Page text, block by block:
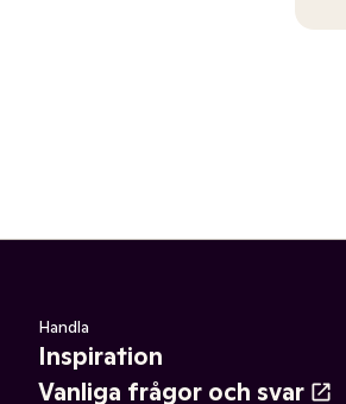
Handla
Inspiration
Vanliga frågor och svar